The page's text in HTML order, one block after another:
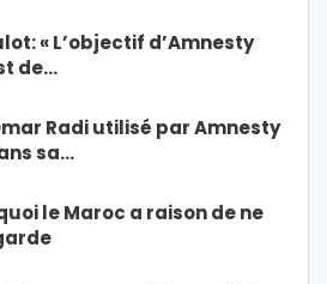
« L’objectif d’Amnesty
de…
Radi utilisé par Amnesty
sa…
le Maroc a raison de ne